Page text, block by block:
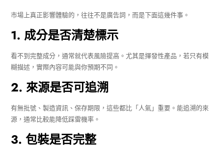
市場上真正影響體驗的，往往不是廣告詞，而是下面這幾件事。
1. 成分是否清楚標示
看不到完整成分，通常就代表風險提高。尤其是揮發性產品，若只有模
糊描述，實際內容可能與你預期不同。
2. 來源是否可追溯
有無批號、製造資訊、保存期限，這些都比「人氣」重要。能追溯的來
源，通常比較能降低踩雷機率。
3. 包裝是否完整